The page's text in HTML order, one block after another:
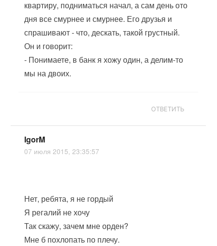
квартиру, подниматься начал, а сам день ото
дня все смурнее и смурнее. Его друзья и
спрашивают - что, дескать, такой грустный.
Он и говорит:
- Понимаете, в банк я хожу один, а делим-то
мы на двоих.
ОТВЕТИТЬ
IgorM
07 июля 2015, 23:35:57
Нет, ребята, я не гордый
Я регалий не хочу
Так скажу, зачем мне орден?
Мне б похлопать по плечу.